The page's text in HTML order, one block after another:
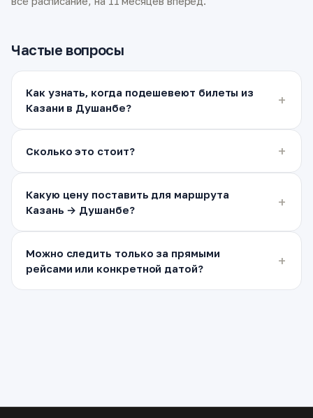
Частые вопросы
Как узнать, когда подешевеют билеты из
Казани в Душанбе?
Сколько это стоит?
Какую цену поставить для маршрута
Казань → Душанбе?
Можно следить только за прямыми
рейсами или конкретной датой?